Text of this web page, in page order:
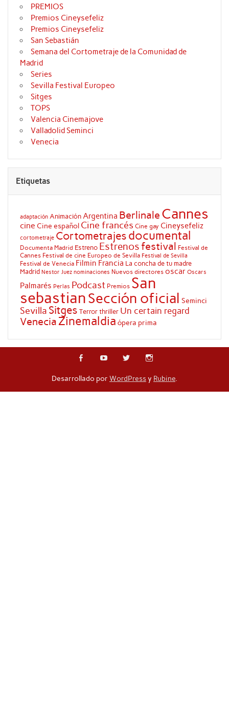
PREMIOS
Premios Cineysefeliz
Premios Cineysefeliz
San Sebastián
Semana del Cortometraje de la Comunidad de
Madrid
Series
Sevilla Festival Europeo
Sitges
TOPS
Valencia Cinemajove
Valladolid Seminci
Venecia
Etiquetas
adaptación AnimaciónArgentina Berlinale Cannes
cine Cine español Cine francés Cine gay Cineysefeliz
cortometraje Cortometrajes documental
Documenta Madrid Estreno Estrenos festival Festival de
Cannes Festival de cine Europeo de Sevilla Festival de Sevilla
Festival de Venecia Filmin Francia La concha de tu madre
Madrid Nestor Juez nominaciones Nuevos directores oscar Oscars
Palmarés Perlas Podcast Premios San
sebastianSección oficial Seminci
Sevilla Sitges Terrorthriller Un certain regard
Venecia Zinemaldia ópera prima
Desarrollado por WordPressy Rubine